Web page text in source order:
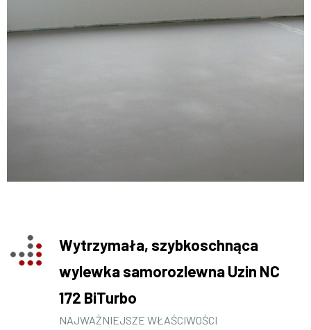
Wytrzymała, szybkoschnąca
wylewka samorozlewna Uzin NC
172 BiTurbo
NAJWAŻNIEJSZE WŁAŚCIWOŚCI